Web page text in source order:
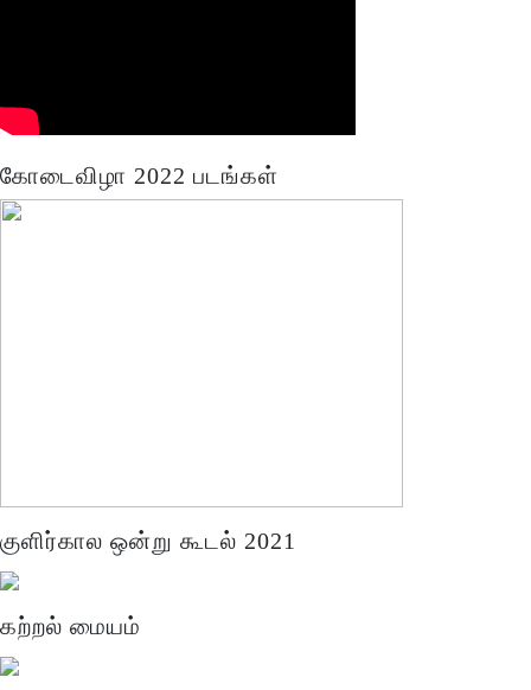
கோடைவிழா 2022 படங்கள்
குளிர்கால ஒன்று கூடல் 2021
கற்றல் மையம்